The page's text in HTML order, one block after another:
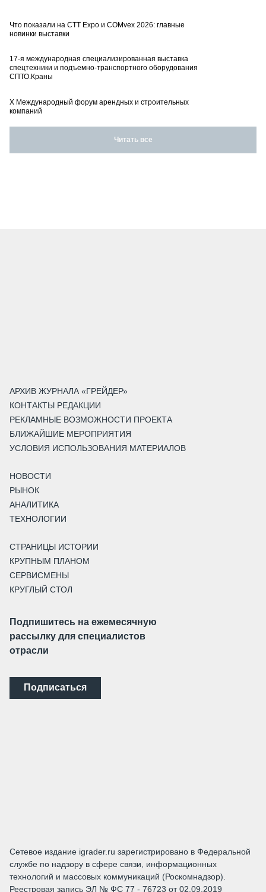
Что показали на CTT Expo и COMvex 2026: главные
новинки выставки
17-я международная специализированная выставка
спецтехники и подъемно-транспортного оборудования
СПТО.Краны
X Международный форум арендных и строительных
компаний
Читать все
АРХИВ ЖУРНАЛА «ГРЕЙДЕР»
КОНТАКТЫ РЕДАКЦИИ
РЕКЛАМНЫЕ ВОЗМОЖНОСТИ ПРОЕКТА
БЛИЖАЙШИЕ МЕРОПРИЯТИЯ
УСЛОВИЯ ИСПОЛЬЗОВАНИЯ МАТЕРИАЛОВ
НОВОСТИ
РЫНОК
АНАЛИТИКА
ТЕХНОЛОГИИ
СТРАНИЦЫ ИСТОРИИ
КРУПНЫМ ПЛАНОМ
СЕРВИСМЕНЫ
КРУГЛЫЙ СТОЛ
Подпишитесь на ежемесячную
рассылку для специалистов
отрасли
Подписаться
Сетевое издание igrader.ru зарегистрировано в Федеральной
службе по надзору в сфере связи, информационных
технологий и массовых коммуникаций (Роскомнадзор).
Реестровая запись ЭЛ № ФС 77 - 76723 от 02.09.2019